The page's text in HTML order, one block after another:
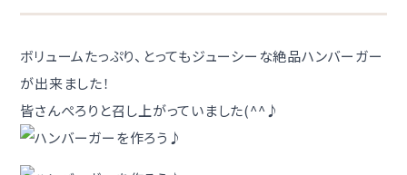
ボリュームたっぷり、とってもジューシーな絶品ハンバーガー
が出来ました！
皆さんぺろりと召し上がっていました(^^♪